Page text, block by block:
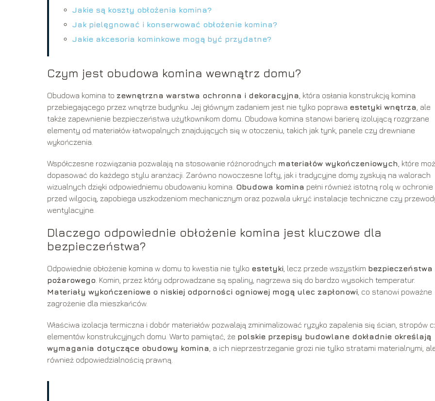
Jakie są koszty obłożenia komina?
Jak pielęgnować i konserwować obłożenie komina?
Jakie akcesoria kominkowe mogą być przydatne?
Czym jest obudowa komina wewnątrz domu?
Obudowa komina to zewnętrzna warstwa ochronna i dekoracyjna , która osłania konstrukcję komina
przebiegającego przez wnętrze budynku. Jej głównym zadaniem jest nie tylko poprawa estetyki wnętrza , ale
także zapewnienie bezpieczeństwa użytkownikom domu. Obudowa komina stanowi barierę izolującą rozgrzane
elementy od materiałów łatwopalnych znajdujących się w otoczeniu, takich jak tynk, panele czy drewniane
wykończenia.
Współczesne rozwiązania pozwalają na stosowanie różnorodnych materiałów wykończeniowych , które
dopasować do każdego stylu aranżacji. Zarówno nowoczesne lofty, jak i tradycyjne domy zyskują na walorach
wizualnych dzięki odpowiedniemu obudowaniu komina. Obudowa komina pełni również istotną rolę w ochronie
przed wilgocią, zapobiega uszkodzeniom mechanicznym oraz pozwala ukryć instalacje techniczne czy
wentylacyjne.
Dlaczego odpowiednie obłożenie komina jest kluczowe dla
bezpieczeństwa?
Odpowiednie obłożenie komina w domu to kwestia nie tylko estetyki , lecz przede wszystkim bezpieczeństwa
pożarowego . Komin, przez który odprowadzane są spaliny, nagrzewa się do bardzo wysokich temperatur.
Materiały wykończeniowe o niskiej odporności ogniowej mogą ulec zapłonowi , co stanowi poważne
zagrożenie dla mieszkańców.
Właściwa izolacja termiczna i dobór materiałów pozwalają zminimalizować ryzyko zapalenia się ścian, stropów
elementów konstrukcyjnych domu. Warto pamiętać, że polskie przepisy budowlane dokładnie określają
wymagania dotyczące obudowy komina , a ich nieprzestrzeganie grozi nie tylko stratami materialnymi,
również odpowiedzialnością prawną.